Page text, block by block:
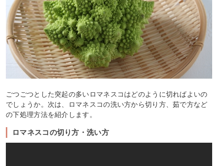
ごつごつとした突起の多いロマネスコはどのように切ればよいの
でしょうか。次は、ロマネスコの洗い方から切り方、茹で方など
の下処理方法を紹介します。
ロマネスコの切り方・洗い方